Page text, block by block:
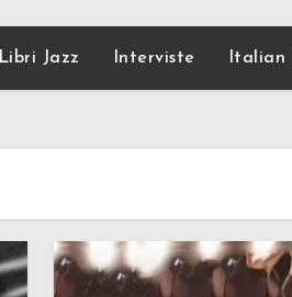
Libri Jazz Interviste Italian